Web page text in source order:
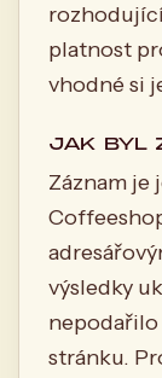
platnost
vhodné si
JAK BYL
Záznam je
výsledky
stránku.